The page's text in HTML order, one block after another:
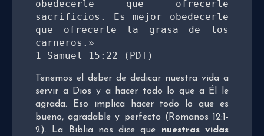
obedecerle que ofrecerle
sacrificios. Es mejor obedecerle
que ofrecerle la grasa de los
carneros.»
1 Samuel 15:22 (PDT)
Tenemos el deber de dedicar nuestra vida a
servir a Dios y a hacer todo lo que a Él le
agrada. Eso implica hacer todo lo que es
bueno, agradable y perfecto (Romanos 12:1-
2). La Biblia nos dice que nuestras vidas